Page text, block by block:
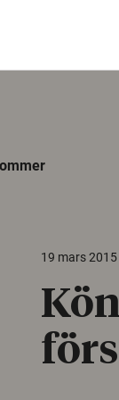
19 mars 2015